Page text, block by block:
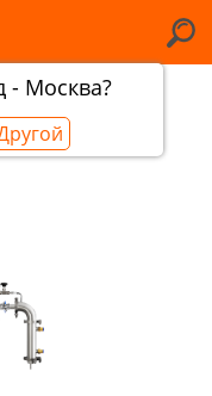
- Москва?
/
Люкс Про